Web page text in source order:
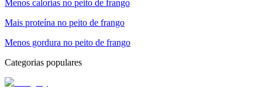
Menos calorias no peito de frango
Mais proteína no peito de frango
Menos gordura no peito de frango
Categorias populares